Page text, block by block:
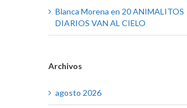
Blanca Morena en 20 ANIMALITOS
DIARIOS VAN AL CIELO
Archivos
agosto 2026